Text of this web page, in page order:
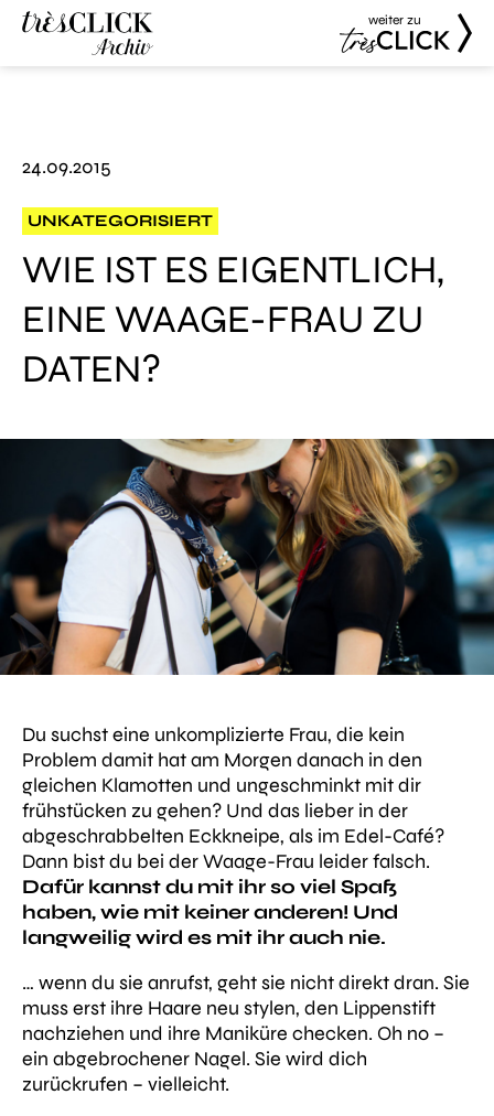
weiter zu
24.09.2015
UNKATEGORISIERT
WIE IST ES EIGENTLICH,
EINE WAAGE-FRAU ZU
DATEN?
Du suchst eine unkomplizierte Frau, die kein
Problem damit hat am Morgen danach in den
gleichen Klamotten und ungeschminkt mit dir
frühstücken zu gehen? Und das lieber in der
abgeschrabbelten Eckkneipe, als im Edel-Café?
Dann bist du bei der Waage-Frau leider falsch.
Dafür kannst du mit ihr so viel Spaß
haben, wie mit keiner anderen! Und
langweilig wird es mit ihr auch nie.
… wenn du sie anrufst, geht sie nicht direkt dran. Sie
muss erst ihre Haare neu stylen, den Lippenstift
nachziehen und ihre Maniküre checken. Oh no –
ein abgebrochener Nagel. Sie wird dich
zurückrufen – vielleicht.